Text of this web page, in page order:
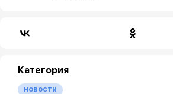
Категория
новости